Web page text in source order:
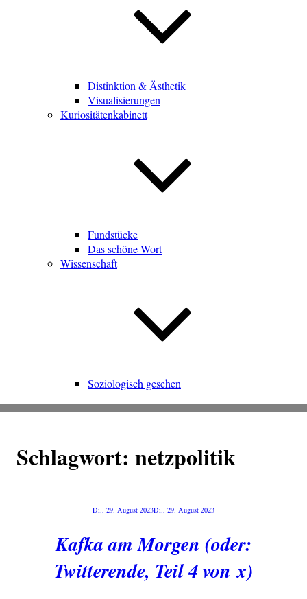
Distinktion & Ästhetik
Visualisierungen
Kuriositätenkabinett
Fundstücke
Das schöne Wort
Wissenschaft
Soziologisch gesehen
Schlagwort: netzpolitik
Veröffentlicht
Di., 29. August 2023Di., 29. August 2023
Kafka am Morgen (oder:
Twitterende, Teil 4 von x)